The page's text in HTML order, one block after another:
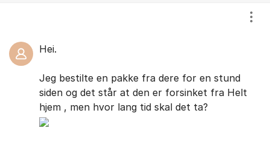
Hei.
Jeg bestilte en pakke fra dere for en stund
siden og det står at den er forsinket fra Helt
hjem , men hvor lang tid skal det ta?
Vis/